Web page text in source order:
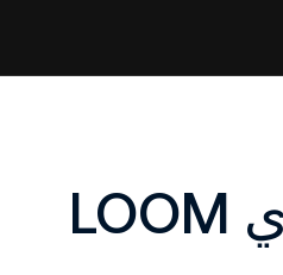
عقود KuCoin الآجلة اطلقت عقدي LOOM